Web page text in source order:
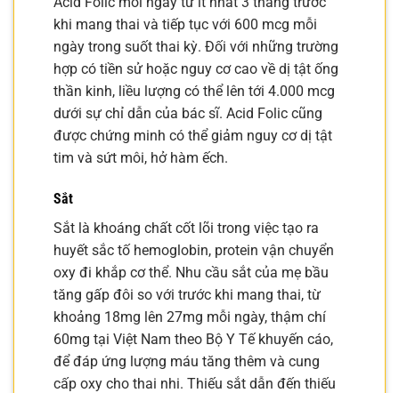
khi mang thai và tiếp tục với 600 mcg mỗi
ngày trong suốt thai kỳ. Đối với những trường
hợp có tiền sử hoặc nguy cơ cao về dị tật ống
thần kinh, liều lượng có thể lên tới 4.000 mcg
dưới sự chỉ dẫn của bác sĩ. Acid Folic cũng
được chứng minh có thể giảm nguy cơ dị tật
tim và sứt môi, hở hàm ếch.
Sắt
Sắt là khoáng chất cốt lõi trong việc tạo ra
huyết sắc tố hemoglobin, protein vận chuyển
oxy đi khắp cơ thể. Nhu cầu sắt của mẹ bầu
tăng gấp đôi so với trước khi mang thai, từ
khoảng 18mg lên 27mg mỗi ngày, thậm chí
60mg tại Việt Nam theo Bộ Y Tế khuyến cáo,
để đáp ứng lượng máu tăng thêm và cung
cấp oxy cho thai nhi. Thiếu sắt dẫn đến thiếu